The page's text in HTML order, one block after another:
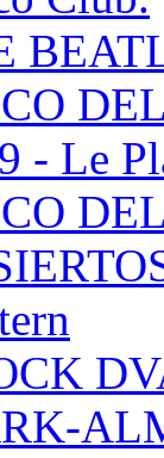
- Le